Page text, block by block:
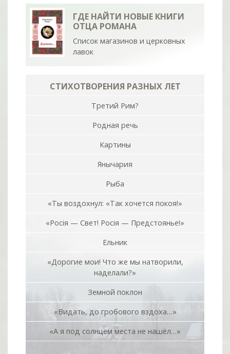
ГДЕ НАЙТИ НОВЫЕ КНИГИ
ОТЦА РОМАНА
Список магазинов и церковных
лавок
СТИХОТВОРЕНИЯ РАЗНЫХ ЛЕТ
Третий Рим?
Родная речь
Картины
Янычария
Рыба
«Ты воздохнул: «Так хочется покоя!»
«Росiя — Свет! Росiя — Предстоянье!»
Ельник
«Дорогие мои! Что же мы натворили,
наделали?»
Земной поклон
«Видать, до гробового вздоха…»
«А я под солнцем места не нашёл…»